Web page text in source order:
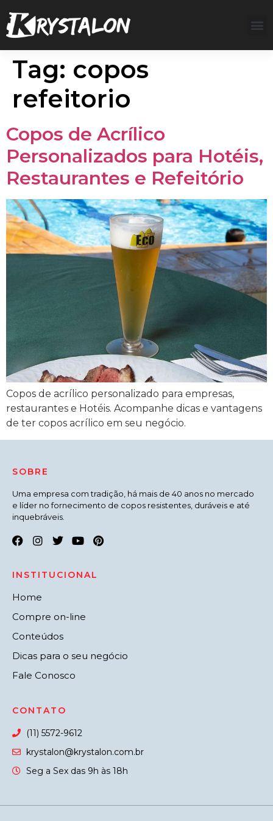
Tag: copos
refeitorio
Copos de Acrílico
Personalizados para Hotéis,
Restaurantes e Refeitório
Copos de acrílico personalizado para empresas,
restaurantes e Hotéis. Acompanhe dicas e vantagens
de ter copos acrílico em seu negócio.
SOBRE
Uma empresa com tradição, há mais de 40 anos no mercado
e líder no fornecimento de copos resistentes, duráveis e até
inquebráveis.
INSTITUCIONAL
Home
Compre on-line
Conteúdos
Dicas para o seu negócio
Fale Conosco
CONTATO
(11) 5572-9612
krystalon@krystalon.com.br
Seg a Sex das 9h às 18h